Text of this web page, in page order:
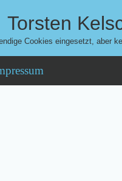
Torsten
Cookies eingesetzt, aber